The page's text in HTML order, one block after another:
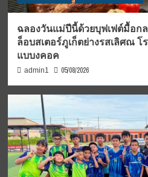
ฉลองวันแม่ปีนี้ด้วยบุฟเฟต์มื้อก
ล็อบสเตอร์ภูเก็ตย่างรสเลิศณ โ
แบบงคอค
admin1 05/08/2026